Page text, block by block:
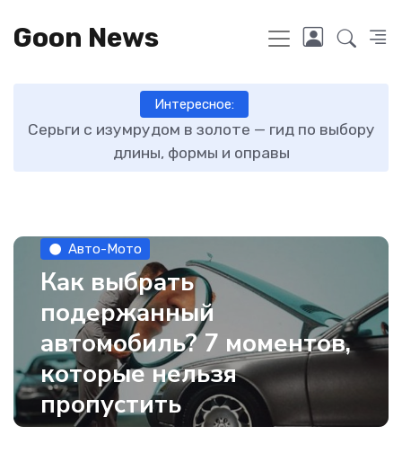
Goon News
Интересное:
Серьги с изумрудом в золоте — гид по выбору
длины, формы и оправы
Авто-Мото
Как выбрать
подержанный
автомобиль? 7 моментов,
которые нельзя
пропустить